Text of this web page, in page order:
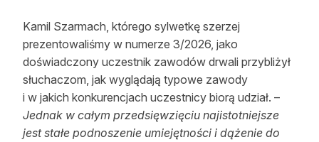
Kamil Szarmach, którego sylwetkę szerzej
prezentowaliśmy w numerze 3/2026, jako
doświadczony uczestnik zawodów drwali przybliżył
słuchaczom, jak wyglądają typowe zawody
i w jakich konkurencjach uczestnicy biorą udział. –
Jednak w całym przedsięwzięciu najistotniejsze
jest stałe podnoszenie umiejętności i dążenie do